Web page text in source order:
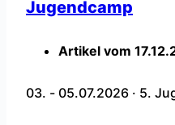
Jugendcamp
Artikel vom
03. - 05.07.2026 · 5.